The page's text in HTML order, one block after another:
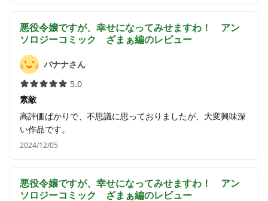
悪役令嬢ですが、幸せになってみせますわ！ アン
ソロジーコミック ざまぁ編のレビュー
バナナさん
5.0
素敵
高評価ばかりで、不思議に思っておりましたが、大変興味深
い作品です。
2024/12/05
悪役令嬢ですが、幸せになってみせますわ！ アン
ソロジーコミック ざまぁ編のレビュー